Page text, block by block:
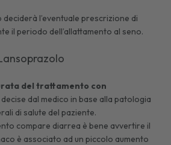
deciderà l’eventuale prescrizione di
il periodo dell’allattamento al seno.
del trattamento con
dal medico in base alla patologia
di salute del paziente.
compare diarrea è bene avvertire il
è associato ad un piccolo aumento